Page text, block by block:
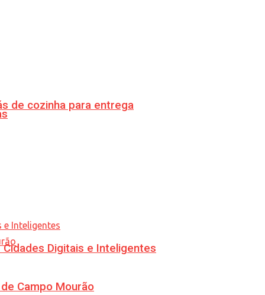
de cozinha para entrega
Campo Mourão
Digitais e Inteligentes